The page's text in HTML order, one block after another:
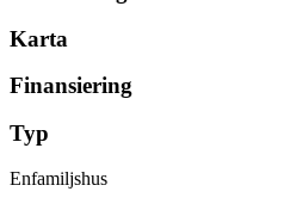
Karta
Finansiering
Typ
Enfamiljshus